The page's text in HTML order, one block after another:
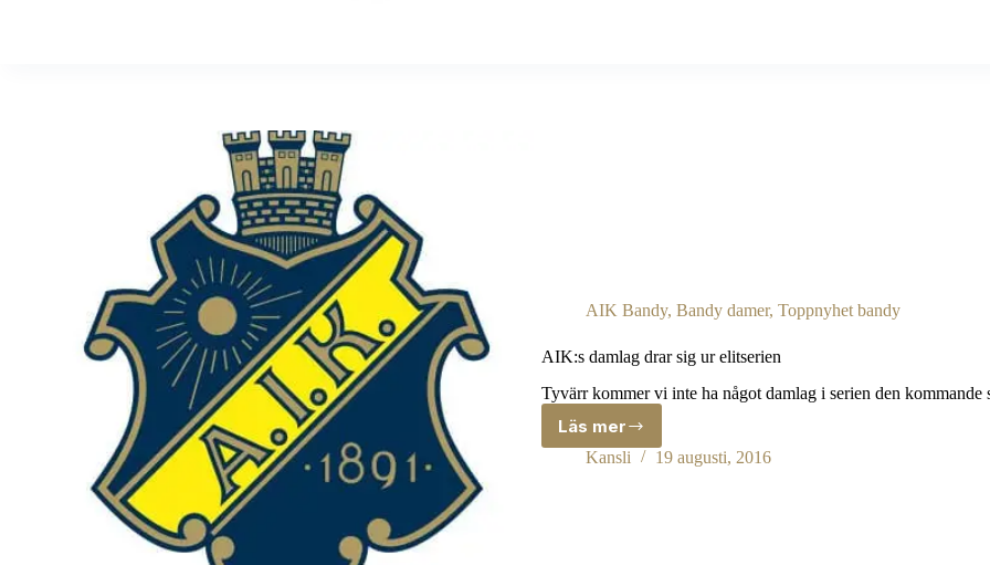
AIK Bandy, Bandy damer, Toppnyhet bandy
AIK:s damlag drar sig ur elitserien
Tyvärr kommer vi inte ha något damlag i serien den kommande
Läs mer
AIK:s
damlag
Kansli 19 augusti, 2016